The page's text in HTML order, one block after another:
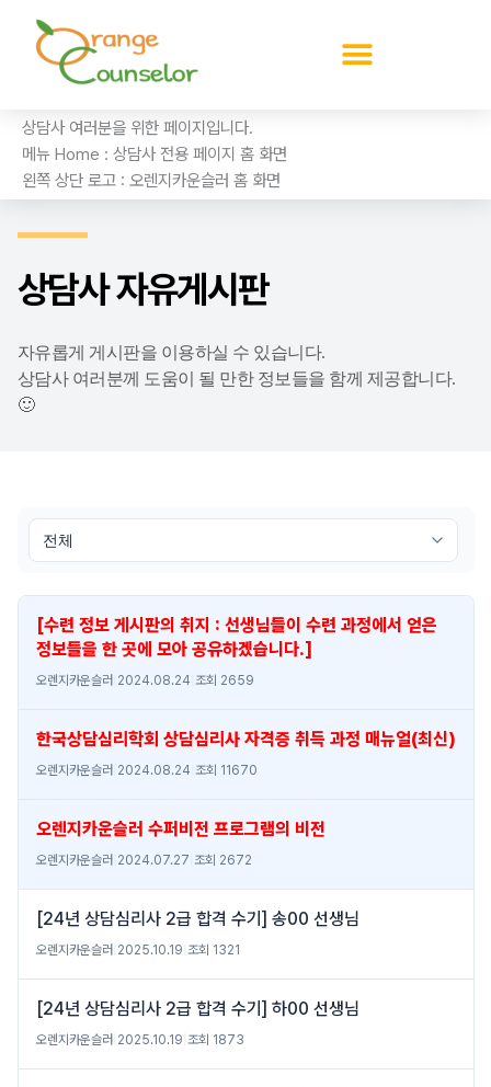
기
상담사 여러분을 위한 페이지입니다.
메뉴 Home : 상담사 전용 페이지 홈 화면
왼쪽 상단 로고 : 오렌지카운슬러 홈 화면
상담사 자유게시판
자유롭게 게시판을 이용하실 수 있습니다.
상담사 여러분께 도움이 될 만한 정보들을 함께 제공합니다.
🙂
[수련 정보 게시판의 취지 : 선생님들이 수련 과정에서 얻은
정보들을 한 곳에 모아 공유하겠습니다.]
오렌지카운슬러 2024.08.24 조회 2659
한국상담심리학회 상담심리사 자격증 취득 과정 매뉴얼(최신)
오렌지카운슬러 2024.08.24 조회 11670
오렌지카운슬러 수퍼비전 프로그램의 비전
오렌지카운슬러 2024.07.27 조회 2672
[24년 상담심리사 2급 합격 수기] 송00 선생님
오렌지카운슬러 2025.10.19 조회 1321
[24년 상담심리사 2급 합격 수기] 하00 선생님
오렌지카운슬러 2025.10.19 조회 1873